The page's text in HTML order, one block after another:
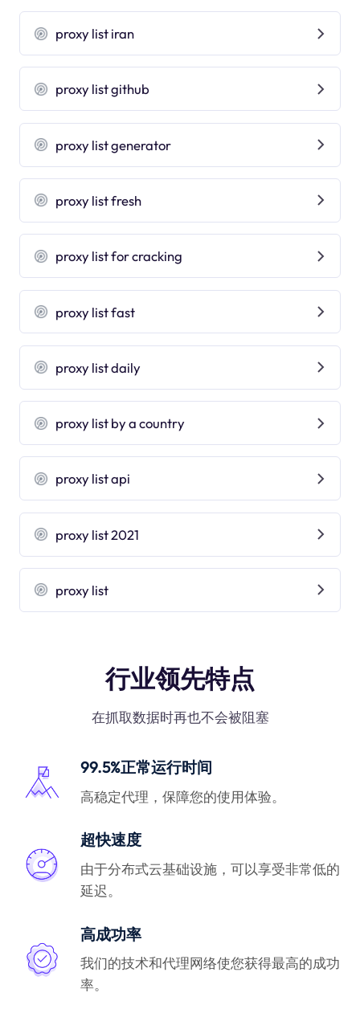
proxy list iran
proxy list github
proxy list generator
proxy list fresh
proxy list for cracking
proxy list fast
proxy list daily
proxy list by a country
proxy list api
proxy list 2021
proxy list
行业领先特点
在抓取数据时再也不会被阻塞
99.5%正常运行时间
高稳定代理，保障您的使用体验。
超快速度
由于分布式云基础设施，可以享受非常低的
延迟。
高成功率
我们的技术和代理网络使您获得最高的成功
率。